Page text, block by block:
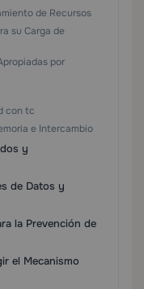
de Recursos
su Carga de
por
con tc
e Intercambio
y
de Datos y
la Prevención de
el Mecanismo